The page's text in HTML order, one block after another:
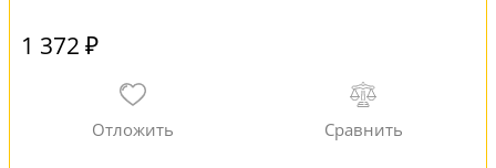
1 372 ₽